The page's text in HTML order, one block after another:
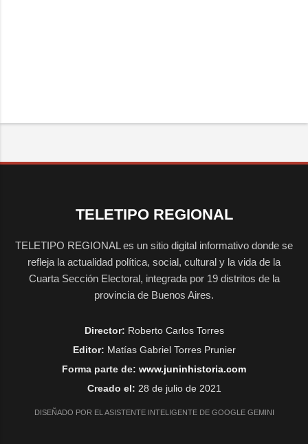
TELETIPO REGIONAL
TELETIPO REGIONAL es un sitio digital informativo donde se
refleja la actualidad política, social, cultural y la vida de la
Cuarta Sección Electoral, integrada por 19 distritos de la
provincia de Buenos Aires.
Director: Roberto Carlos Torres
Editor: Matías Gabriel Torres Prunier
Forma parte de: www.juninhistoria.com
Creado el: 28 de julio de 2021
DISEÑADO POR EL ASISTENTE INTELIGENTE DE GOOGLE GEMINI